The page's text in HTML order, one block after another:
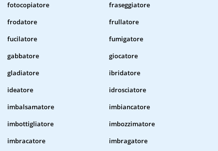
fotocopiatore
fraseggiatore
frodatore
frullatore
fucilatore
fumigatore
gabbatore
giocatore
gladiatore
ibridatore
ideatore
idrosciatore
imbalsamatore
imbiancatore
imbottigliatore
imbozzimatore
imbracatore
imbragatore